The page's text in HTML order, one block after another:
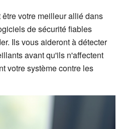
votre meilleur allié dans
de sécurité fiables
Ils vous aideront à détecter
avant qu'ils n'affectent
votre système contre les